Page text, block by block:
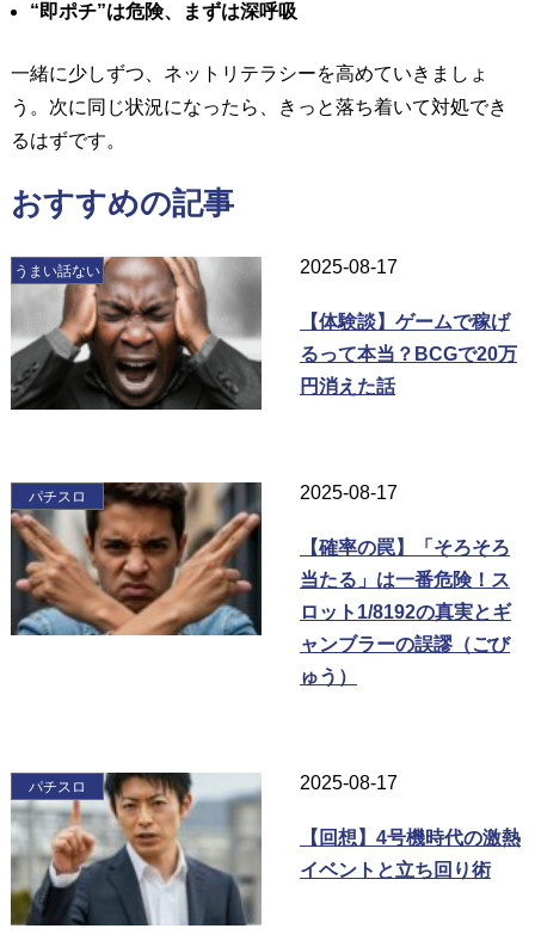
“即ポチ”は危険、まずは深呼吸
一緒に少しずつ、ネットリテラシーを高めていきましょ
う。 次に同じ状況になったら、きっと落ち着いて対処でき
るはずです。
おすすめの記事
うまい話ない
【体験談】ゲームで稼げ
るって本当？BCGで20万
円消えた話
2025-08-17
パチスロ
【確率の罠】「そろそろ
当たる」は一番危険！ス
ロット1/8192の真実とギ
ャンブラーの誤謬（ごび
ゅう）
2025-08-17
パチスロ
【回想】4号機時代の激熱
イベントと立ち回り術
2025-08-17